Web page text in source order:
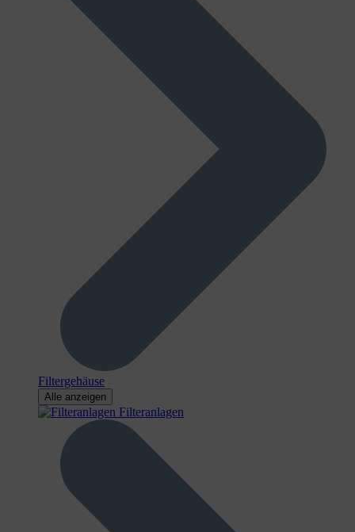
Filtergehäuse
Alle anzeigen
Filteranlagen